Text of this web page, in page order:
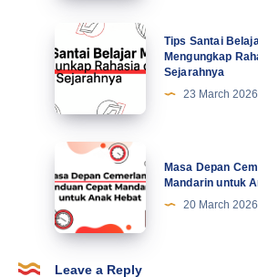
Lucu
Mahasiswa
Terbaru
Tips
Santai
Belajar
Mandarin:
Mengungkap
Rahasia
dari
Jejak
Sejarahnya
Tips Santai
Mengungkap
Sejarahnya
23 March 2026
Masa
Depan
Cemerlang:
Panduan
Cepat
Mandarin
Masa Depan
Mandarin untuk
20 March 2026
Leave a Reply